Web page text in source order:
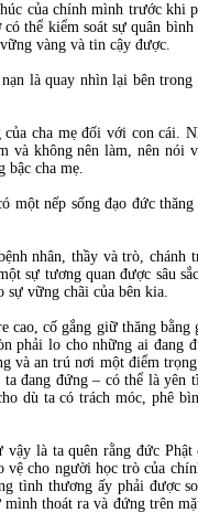
của chính mình trước khi
thể kiểm soát sự quân
vàng và tin cậy được.
là quay nhìn lại bên trong
cha mẹ đối với con cái.
và không nên làm, nên nói
bậc cha mẹ.
một nếp sống đạo đức
nhân, thầy và trò,
sự tương quan được sâu
sự vững chãi của bên kia.
cố gắng giữ thăng
phải lo cho những ai đang
và an trú nơi một điểm
đang đứng – có thể là
dù ta có trách móc, phê
là ta quên rằng đức
cho người học trò của
tình thương ấy phải được
thoát ra và đứng trên